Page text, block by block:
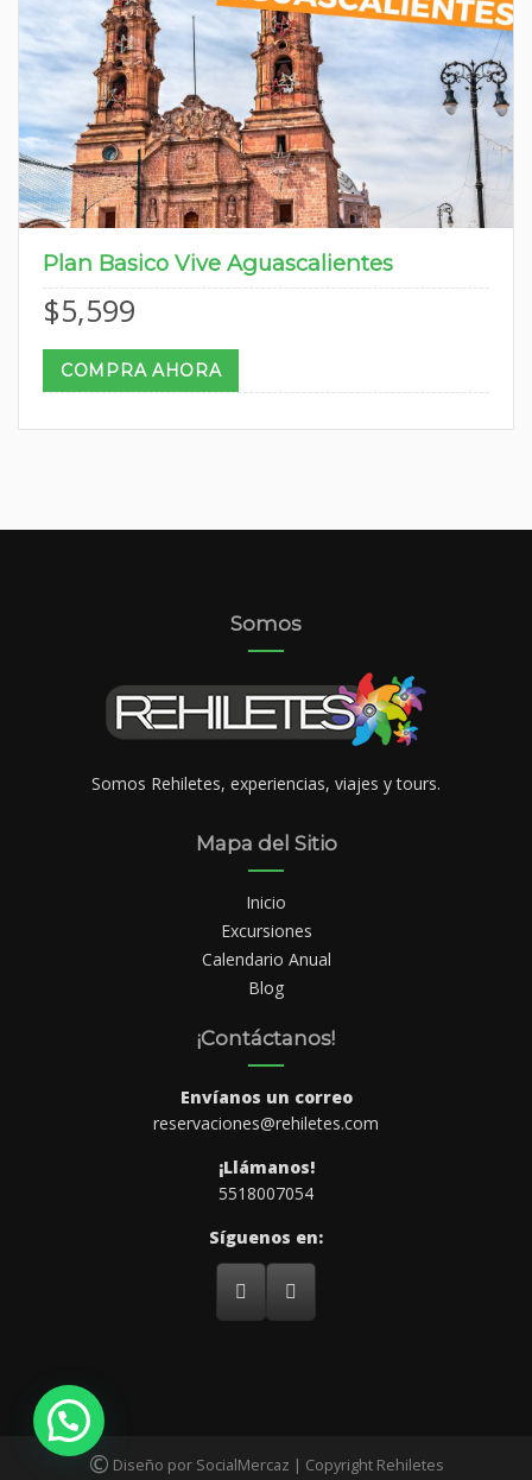
Plan Basico Vive Aguascalientes
$5,599
COMPRA AHORA
Somos
Somos Rehiletes, experiencias, viajes y tours.
Mapa del Sitio
Inicio
Excursiones
Calendario Anual
Blog
¡Contáctanos!
Envíanos un correo
reservaciones@rehiletes.com
¡Llámanos!
5518007054
Síguenos en:
© Diseño por SocialMercaz | Copyright Rehiletes